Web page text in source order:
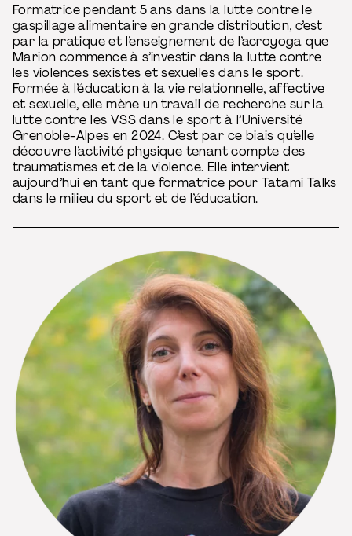
Formatrice pendant 5 ans dans la lutte contre le
gaspillage alimentaire en grande distribution, c’est
par la pratique et l’enseignement de l’acroyoga que
Marion commence à s’investir dans la lutte contre
les violences sexistes et sexuelles dans le sport.
Formée à l’éducation à la vie relationnelle, affective
et sexuelle, elle mène un travail de recherche sur la
lutte contre les VSS dans le sport à l’Université
Grenoble-Alpes en 2024. C’est par ce biais qu’elle
découvre l’activité physique tenant compte des
traumatismes et de la violence. Elle intervient
aujourd’hui en tant que formatrice pour Tatami Talks
dans le milieu du sport et de l’éducation.